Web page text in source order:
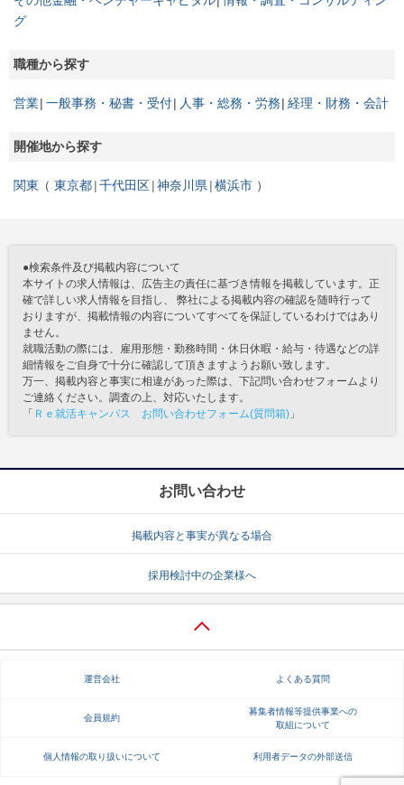
グ
職種から探す
営業 一般事務・秘書・受付 人事・総務・労務 経理・財務・会計
開催地から探す
関東 東京都 千代田区 神奈川県 横浜市
●検索条件及び掲載内容について
本サイトの求人情報は、広告主の責任に基づき情報を掲載しています。正
確で詳しい求人情報を目指し、 弊社による掲載内容の確認を随時行って
おりますが、掲載情報の内容についてすべてを保証しているわけではあり
ません。
就職活動の際には、雇用形態・勤務時間・休日休暇・給与・待遇などの詳
細情報をご自身で十分に確認して頂きますようお願い致します。
万一、掲載内容と事実に相違があった際は、下記問い合わせフォームより
ご連絡ください。調査の上、対応いたします。
「 Ｒｅ就活キャンパス お問い合わせフォーム(質問箱) 」
お問い合わせ
掲載内容と事実が異なる場合
採用検討中の企業様へ
運営会社 よくある質問
会員規約
募集者情報等提供事業への
取組について
個人情報の取り扱いについて 利用者データの外部送信